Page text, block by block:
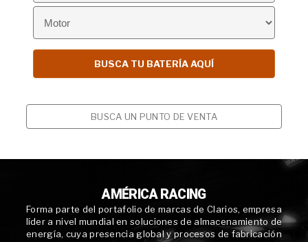
BUSCA UN PUNTO DE VENTA
AMÉRICA RACING
Forma parte del portafolio de marcas de Clarios, empresa
líder a nivel mundial en soluciones de almacenamiento de
energía, cuya presencia global y procesos de fabricación